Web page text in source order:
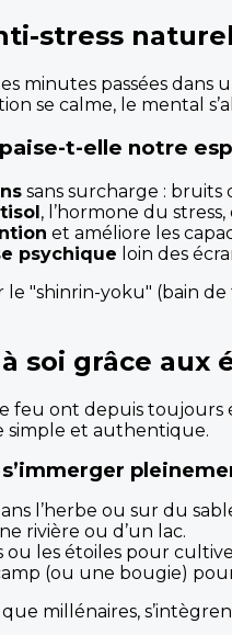
stress naturel
minutes passées
se calme, le mental
t-elle notre
sans surcharge : bruits
, l’hormone du
et améliore les
psychique loin des
le "shinrin-yoku" (bain
soi grâce aux
feu ont depuis
simple et authentique.
l’herbe ou sur du
rivière ou d’un lac.
ou les étoiles pour
(ou une bougie)
millénaires,